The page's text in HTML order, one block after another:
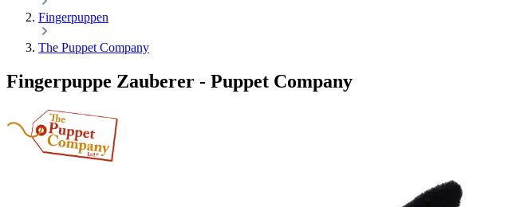
Fingerpuppen
The Puppet Company
Fingerpuppe Zauberer - Puppet Company